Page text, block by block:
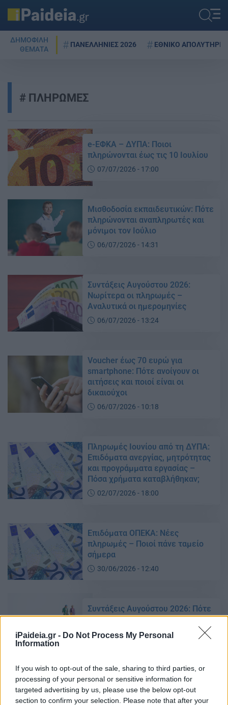
iPaideia.gr - Do Not Process My Personal
Information
If you wish to opt-out of the sale, sharing to third parties, or
processing of your personal or sensitive information for
targeted advertising by us, please use the below opt-out
section to confirm your selection. Please note that after your
ΔΗΜΟΦΙΛΗ
ΘΕΜΑΤΑ
ΠΑΝΕΛΛΗΝΙΕΣ 2026 ΕΘΝΙΚΟ ΑΠΟΛΥΤΗΡΙΟ
ΠΛΗΡΩΜΕΣ
e-ΕΦΚΑ – ΔΥΠΑ: Ποιοι
πληρώνονται έως τις 10 Ιουλίου
07/07/2026 - 17:00
Μισθοδοσία εκπαιδευτικών: Πότε
πληρώνονται αναπληρωτές και
μόνιμοι τον Ιούλιο
06/07/2026 - 14:31
Συντάξεις Αυγούστου 2026:
Νωρίτερα οι πληρωμές –
Αναλυτικά οι ημερομηνίες
06/07/2026 - 13:24
Voucher έως 70 ευρώ για
smartphone: Πότε ανοίγουν οι
αιτήσεις και ποιοί είναι οι
δικαιούχοι
06/07/2026 - 10:18
Πληρωμές Ιουνίου από τη ΔΥΠΑ:
Επιδόματα ανεργίας, μητρότητας
και προγράμματα εργασίας –
Πόσα χρήματα καταβλήθηκαν;
02/07/2026 - 18:00
Επιδόματα ΟΠΕΚΑ: Νέες
πληρωμές – Ποιοί πάνε ταμείο
σήμερα
30/06/2026 - 12:40
Συντάξεις Αυγούστου 2026: Πότε
θα γίνουν οι πληρωμές
27/06/2026 - 17:48
Δημοτικά τέλη: Έρχεται αλλαγή
στην πληρωμή τους
26/06/2026 - 15:13